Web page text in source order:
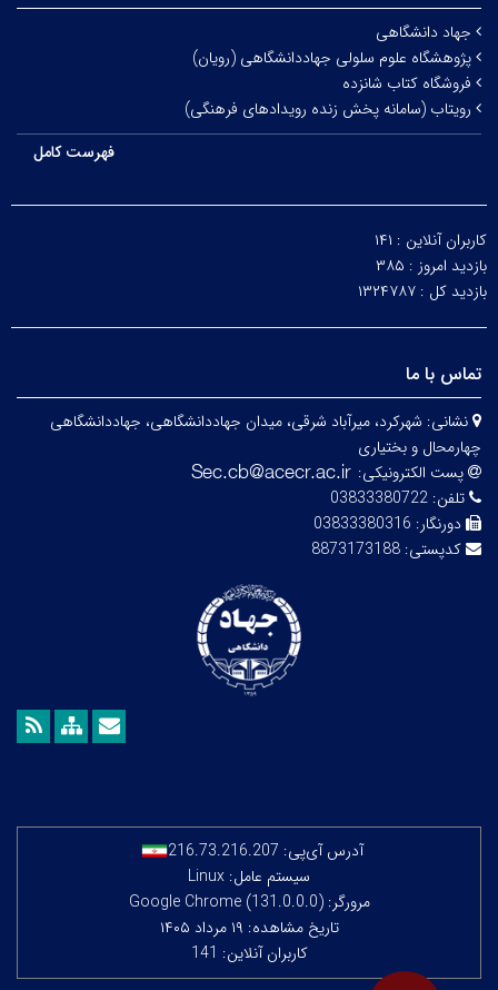
جهاد دانشگاهی
پژوهشگاه علوم سلولی جهاددانشگاهی (رویان)
فروشگاه کتاب شانزده
رویتاب (سامانه پخش زنده رویدادهای فرهنگی)
فهرست کامل
کاربران آنلاین : ۱۴۱
بازدید امروز : ۳۸۵
بازدید کل : ۱۳۲۴۷۸۷
تماس با ما
نشانی: شهرکرد، میرآباد شرقی، میدان جهاددانشگاهی، جهاددانشگاهی
چهارمحال و بختیاری
پست الکترونیکی:
تلفن: 03833380722
دورنگار: 03833380316
کدپستی: 8873173188
آدرس آی‌پی: 216.73.216.207
سیستم عامل: Linux
مرورگر: Google Chrome (131.0.0.0)
تاریخ مشاهده: ۱۹ مرداد ۱۴۰۵
کاربران آنلاین: 141